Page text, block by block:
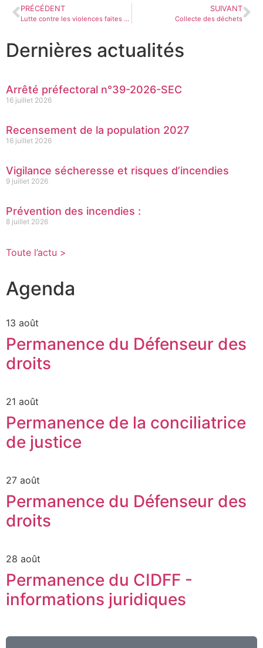
PRÉCÉDENT
Lutte contre les violences faites aux femmes
SUIVANT
Collecte des déchets
Dernières actualités
Arrêté préfectoral n°39-2026-SEC
16 juillet 2026
Recensement de la population 2027
16 juillet 2026
Vigilance sécheresse et risques d’incendies
9 juillet 2026
Prévention des incendies :
8 juillet 2026
Toute l’actu >
Agenda
13 août
Permanence du Défenseur des
droits
21 août
Permanence de la conciliatrice
de justice
27 août
Permanence du Défenseur des
droits
28 août
Permanence du CIDFF -
informations juridiques